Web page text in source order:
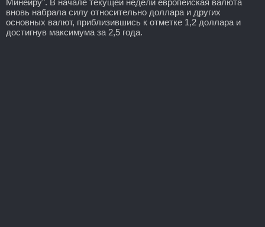
вновь набрала силу относительно доллара и других
основных валют, приблизившись к отметке 1,2 доллара и
достигнув максимума за 2,5 года.